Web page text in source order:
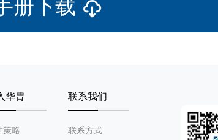
册下载
华胄
策略
联系我们
联系方式